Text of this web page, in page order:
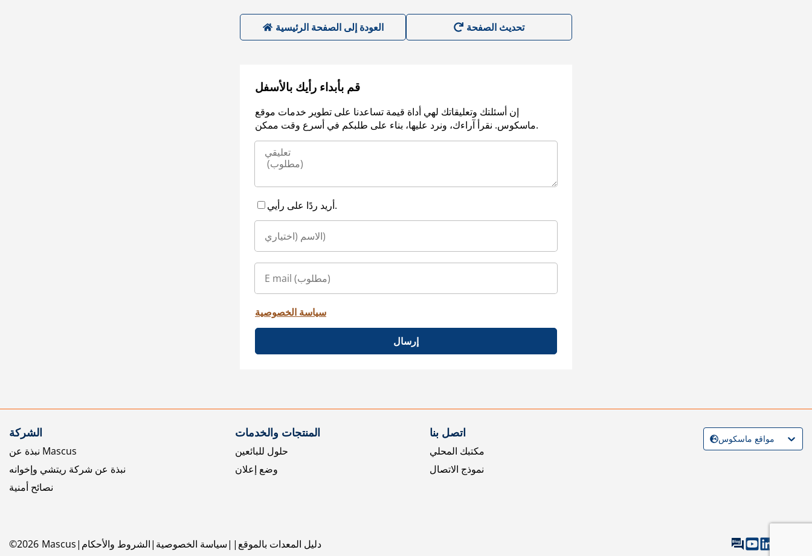
العودة إلى الصفحة الرئيسية
قم بأبداء رأيك بالأسفل
إن أسئلتك وتعليقاتك لهي أداة قيمة تساعدنا على تطوير خدمات موقع
ماسكوس. نقرأ آراءك، ونرد عليها، بناء على طلبكم في أسرع وقت ممكن.
أريد ردًا على رأيي.
سياسة الخصوصية
إرسال
الشركة
نبذة عن Mascus
نبذة عن شركة ريتشي وإخوانه
نصائح أمنية
المنتجات والخدمات
حلول للبائعين
وضع إعلان
اتصل بنا
مكتبك المحلي
نموذج الاتصال
©2026 Mascus الشروط والأحكام سياسة الخصوصية دليل المعدات بالموقع
مواقع ماسكوس